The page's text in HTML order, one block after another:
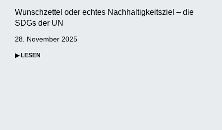
Wunschzettel oder echtes Nachhaltigkeitsziel – die
SDGs der UN
28. November 2025
▶ LESEN